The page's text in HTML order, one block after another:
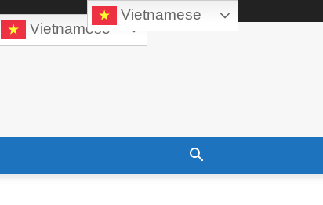
Vietnamese
Vietnamese